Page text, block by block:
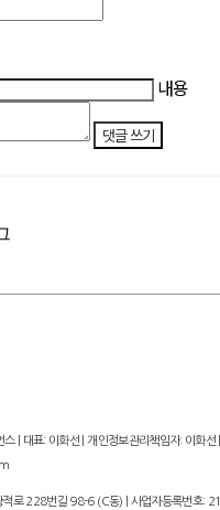
내용
댓글 쓰기
스 | 대표: 이화선 | 개인정보관리책임자: 이화
적로 228번길 98-6 (C동) | 사업자등록번호: